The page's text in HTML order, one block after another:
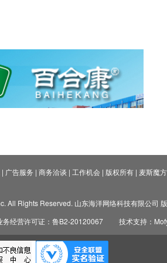
| 广告服务 | 商务洽谈 | 工作机会| 版权所有| 麦斯魔方
All Rights Reserved. 山东海洋网络科技有限公司
务经营许可证：鲁B2-20120067 技术支持：